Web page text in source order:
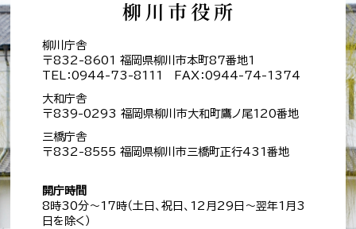
柳川庁舎
〒832-8601 福岡県柳川市本町87番地1
TEL：0944-73-8111 FAX：0944-74-1374
大和庁舎
〒839-0293 福岡県柳川市大和町鷹ノ尾120番地
三橋庁舎
〒832-8555 福岡県柳川市三橋町正行431番地
開庁時間
8時30分～17時（土日、祝日、12月29日～翌年1月3
日を除く）